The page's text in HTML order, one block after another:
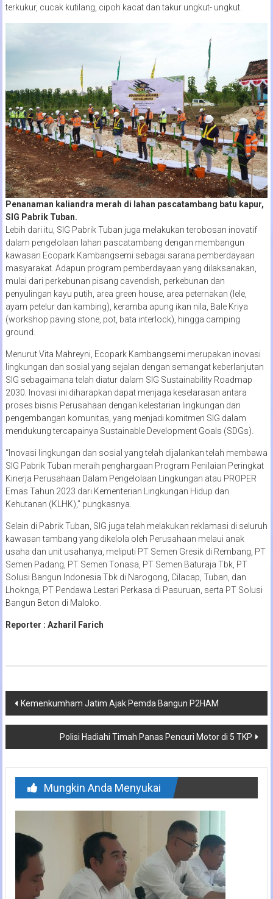
terkukur, cucak kutilang, cipoh kacat dan takur ungkut- ungkut.
Penanaman kaliandra merah di lahan pascatambang batu kapur,
SIG Pabrik Tuban.
Lebih dari itu, SIG Pabrik Tuban juga melakukan terobosan inovatif
dalam pengelolaan lahan pascatambang dengan membangun
kawasan Ecopark Kambangsemi sebagai sarana pemberdayaan
masyarakat. Adapun program pemberdayaan yang dilaksanakan,
mulai dari perkebunan pisang cavendish, perkebunan dan
penyulingan kayu putih, area green house, area peternakan (lele,
ayam petelur dan kambing), keramba apung ikan nila, Bale Kriya
(workshop paving stone, pot, bata interlock), hingga camping
ground.
Menurut Vita Mahreyni, Ecopark Kambangsemi merupakan inovasi
lingkungan dan sosial yang sejalan dengan semangat keberlanjutan
SIG sebagaimana telah diatur dalam SIG Sustainability Roadmap
2030. Inovasi ini diharapkan dapat menjaga keselarasan antara
proses bisnis Perusahaan dengan kelestarian lingkungan dan
pengembangan komunitas, yang menjadi komitmen SIG dalam
mendukung tercapainya Sustainable Development Goals (SDGs).
“Inovasi lingkungan dan sosial yang telah dijalankan telah membawa
SIG Pabrik Tuban meraih penghargaan Program Penilaian Peringkat
Kinerja Perusahaan Dalam Pengelolaan Lingkungan atau PROPER
Emas Tahun 2023 dari Kementerian Lingkungan Hidup dan
Kehutanan (KLHK),” pungkasnya.
Selain di Pabrik Tuban, SIG juga telah melakukan reklamasi di seluruh
kawasan tambang yang dikelola oleh Perusahaan melaui anak
usaha dan unit usahanya, meliputi PT Semen Gresik di Rembang, PT
Semen Padang, PT Semen Tonasa, PT Semen Baturaja Tbk, PT
Solusi Bangun Indonesia Tbk di Narogong, Cilacap, Tuban, dan
Lhoknga, PT Pendawa Lestari Perkasa di Pasuruan, serta PT Solusi
Bangun Beton di Maloko.
Reporter : Azharil Farich
Navigasi
pos
Kemenkumham Jatim Ajak Pemda Bangun P2HAM
Polisi Hadiahi Timah Panas Pencuri Motor di 5 TKP
Mungkin Anda Menyukai